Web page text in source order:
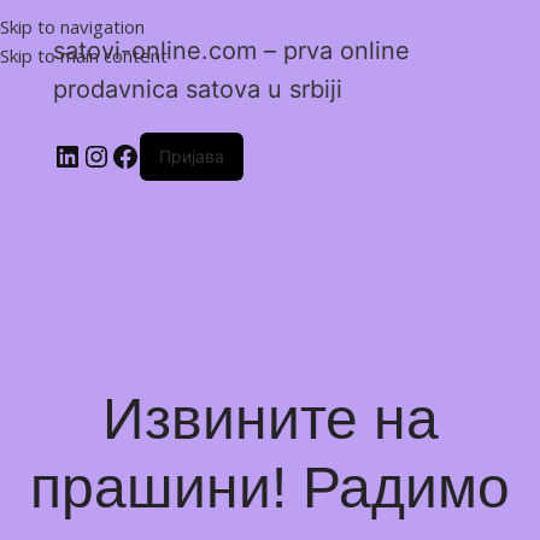
Skip to navigation
Skip to main content
satovi-online.com – prva online
prodavnica satova u srbiji
Пријава
Извините на
прашини! Радимо